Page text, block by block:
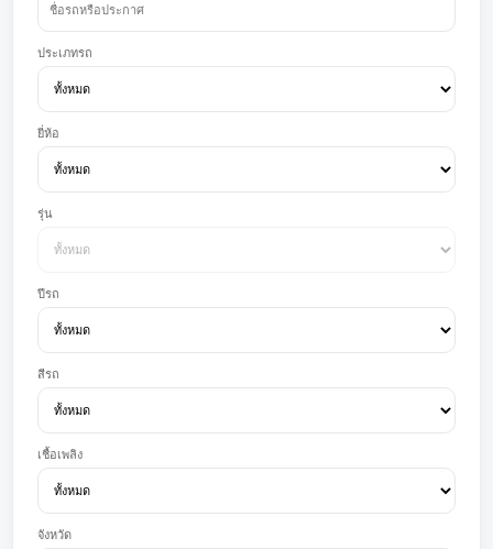
ประเภทรถ
ยี่ห้อ
รุ่น
ปีรถ
สีรถ
เชื้อเพลิง
จังหวัด